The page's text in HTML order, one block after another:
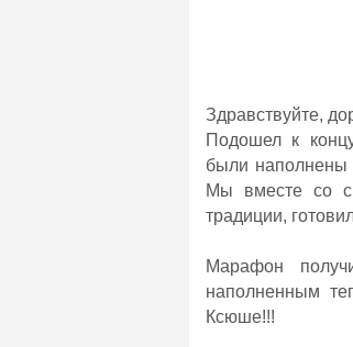
Здравствуйте,
Подошел к
были наполнены
Мы вместе со
традиции,
Марафон
наполненным
Ксюше!!!